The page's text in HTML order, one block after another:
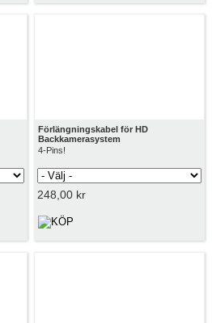
Förlängningskabel för HD
Backkamerasystem
4-Pins!
248,00 kr